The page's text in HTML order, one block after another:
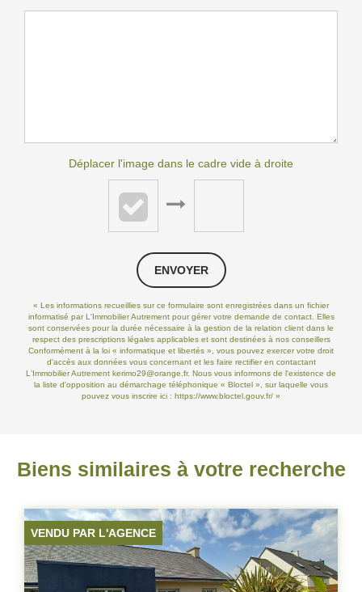
Déplacer l'image dans le cadre vide à droite
ENVOYER
« Les informations recueillies sur ce formulaire sont enregistrées dans un fichier
informatisé par L'Immobilier Autrement pour gérer votre demande de contact. Elles
sont conservées pour la durée nécessaire à la gestion de la relation client dans le
respect des prescriptions légales applicables et sont destinées à nos conseillers
Conformément à la loi « informatique et libertés », vous pouvez exercer votre droit
d'accès aux données vous concernant et les faire rectifier en contactant
L'Immobilier Autrement kerimo29@orange.fr. Nous vous informons de l'existence de
la liste d'opposition au démarchage téléphonique « Bloctel », sur laquelle vous
pouvez vous inscrire ici : https://www.bloctel.gouv.fr/ »
Biens similaires à votre recherche
COUP DE COEUR